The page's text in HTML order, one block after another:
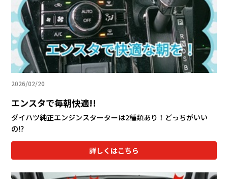
2026/02/20
エンスタで毎朝快適!!
ダイハツ純正エンジンスターターは2種類あり！どっちがいい
の⁉
詳しくはこちら